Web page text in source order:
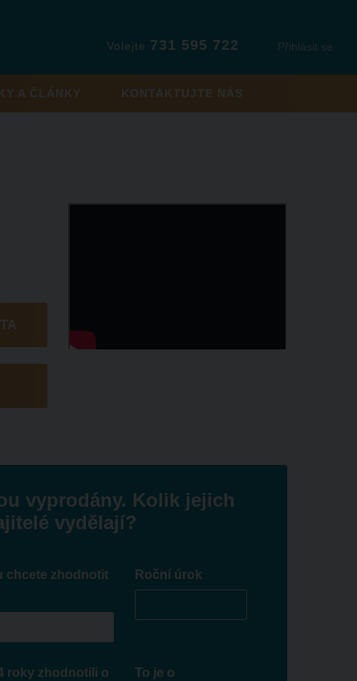
Přihlásit se
Volejte 731 595 722
A ČLÁNKY KONTAKTUJTE NÁS
vyprodány. Kolik jejich
vydělají?
chcete zhodnotit Roční úrok
roky zhodnotili o To je o